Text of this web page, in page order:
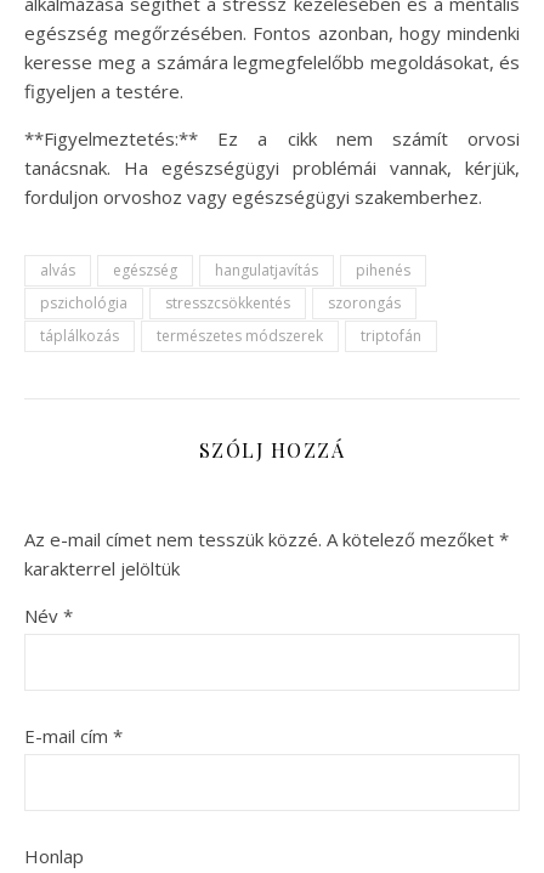
egészség megőrzésében. Fontos azonban, hogy mindenki
keresse meg a számára legmegfelelőbb megoldásokat, és
figyeljen a testére.
**Figyelmeztetés:** Ez a cikk nem számít orvosi
tanácsnak. Ha egészségügyi problémái vannak, kérjük,
forduljon orvoshoz vagy egészségügyi szakemberhez.
alvás egészség hangulatjavítás
pihenés
pszichológia
stresszcsökkentés
szorongás
táplálkozás
természetes módszerek triptofán
SZÓLJ HOZZÁ
Az e-mail címet nem tesszük közzé. A kötelező mezőket *
karakterrel jelöltük
Név *
E-mail cím *
Honlap